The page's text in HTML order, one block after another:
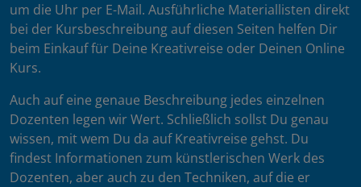
um die Uhr per E-Mail. Ausführliche Materiallisten direkt
bei der Kursbeschreibung auf diesen Seiten helfen Dir
beim Einkauf für Deine Kreativreise oder Deinen Online
Kurs.
Auch auf eine genaue Beschreibung jedes einzelnen
Dozenten legen wir Wert. Schließlich sollst Du genau
wissen, mit wem Du da auf Kreativreise gehst. Du
findest Informationen zum künstlerischen Werk des
Dozenten, aber auch zu den Techniken, auf die er